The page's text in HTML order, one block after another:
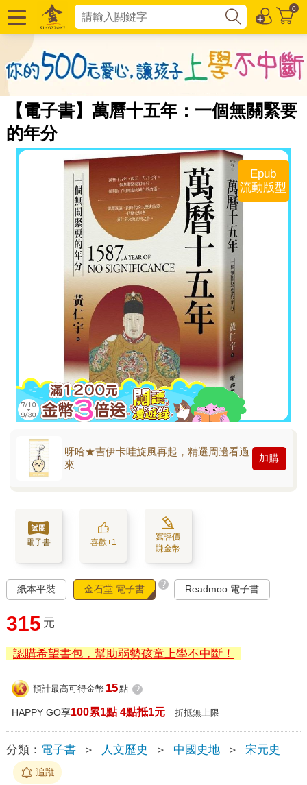
0
【電子書】萬曆十五年：一個無關緊要
的年分
Epub
流動版型
呀哈★吉伊卡哇旋風再起，精選周邊看過
來
加購
電子書 喜歡+1
寫評價
賺金幣
紙本平裝 金石堂 電子書 ? Readmoo 電子書
315 元
認購希望書包，幫助弱勢孩童上學不中斷！
預計最高可得金幣 15點 ?
HAPPY GO享100累1點 4點抵1元 折抵無上限
分類： 電子書 ＞ 人文歷史 ＞ 中國史地 ＞ 宋元史
追蹤